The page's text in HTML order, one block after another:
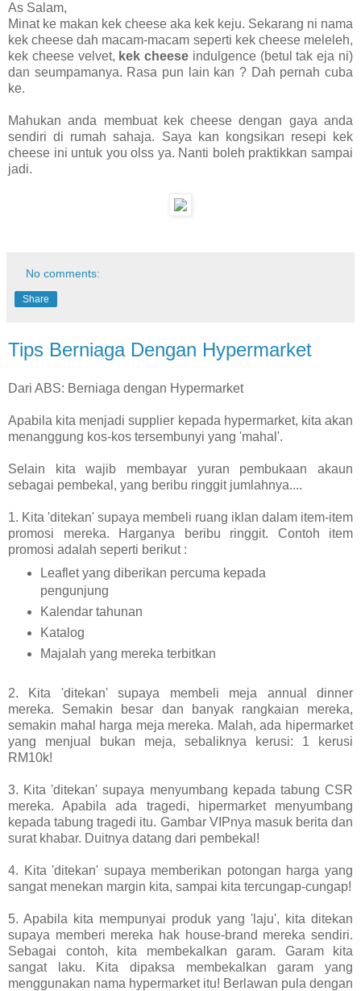
As Salam,
Minat ke makan kek cheese aka kek keju. Sekarang ni nama
kek cheese dah macam-macam seperti kek cheese meleleh,
kek cheese velvet, kek cheese indulgence (betul tak eja ni)
dan seumpamanya. Rasa pun lain kan ? Dah pernah cuba
ke.
Mahukan anda membuat kek cheese dengan gaya anda
sendiri di rumah sahaja. Saya kan kongsikan resepi kek
cheese ini untuk you olss ya. Nanti boleh praktikkan sampai
jadi.
No comments:
Share
Tips Berniaga Dengan Hypermarket
Dari ABS: Berniaga dengan Hypermarket
Apabila kita menjadi supplier kepada hypermarket, kita akan
menanggung kos-kos tersembunyi yang 'mahal'.
Selain kita wajib membayar yuran pembukaan akaun
sebagai pembekal, yang beribu ringgit jumlahnya....
1. Kita 'ditekan' supaya membeli ruang iklan dalam item-item
promosi mereka. Harganya beribu ringgit. Contoh item
promosi adalah seperti berikut :
Leaflet yang diberikan percuma kepada
pengunjung
Kalendar tahunan
Katalog
Majalah yang mereka terbitkan
2. Kita 'ditekan' supaya membeli meja annual dinner
mereka. Semakin besar dan banyak rangkaian mereka,
semakin mahal harga meja mereka. Malah, ada hipermarket
yang menjual bukan meja, sebaliknya kerusi: 1 kerusi
RM10k!
3. Kita 'ditekan' supaya menyumbang kepada tabung CSR
mereka. Apabila ada tragedi, hipermarket menyumbang
kepada tabung tragedi itu. Gambar VIPnya masuk berita dan
surat khabar. Duitnya datang dari pembekal!
4. Kita 'ditekan' supaya memberikan potongan harga yang
sangat menekan margin kita, sampai kita tercungap-cungap!
5. Apabila kita mempunyai produk yang 'laju', kita ditekan
supaya memberi mereka hak house-brand mereka sendiri.
Sebagai contoh, kita membekalkan garam. Garam kita
sangat laku. Kita dipaksa membekalkan garam yang
menggunakan nama hypermarket itu! Berlawan pula dengan